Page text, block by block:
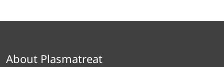
About Plasmatreat